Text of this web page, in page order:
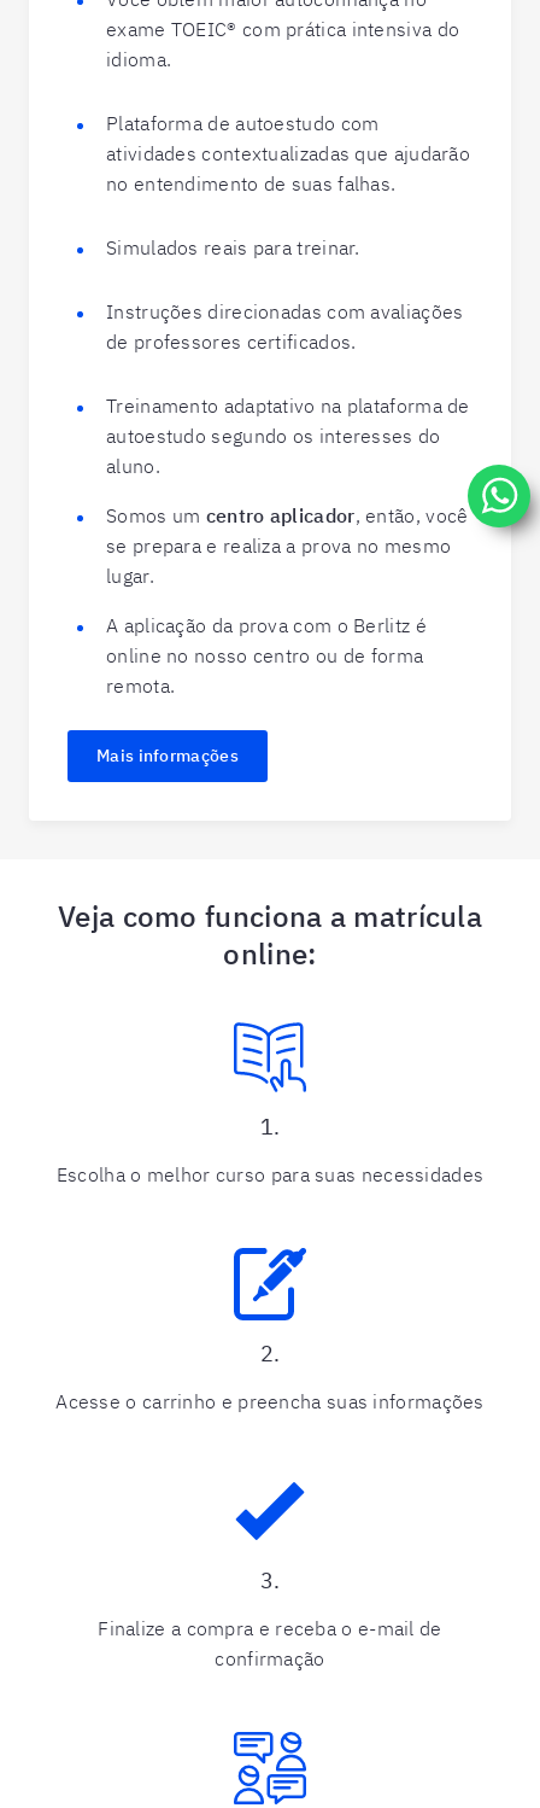
exame TOEIC® com prática intensiva do
idioma.
Plataforma de autoestudo com
atividades contextualizadas que ajudarão
no entendimento de suas falhas.
Simulados reais para treinar.
Instruções direcionadas com avaliações
de professores certificados.
Treinamento adaptativo na plataforma de
autoestudo segundo os interesses do
aluno.
Somos um centro aplicador, então, você
se prepara e realiza a prova no mesmo
lugar.
A aplicação da prova com o Berlitz é
online no nosso centro ou de forma
remota.
Mais informações
Veja como funciona a matrícula
online:
1.
Escolha o melhor curso para suas necessidades
2.
Acesse o carrinho e preencha suas informações
3.
Finalize a compra e receba o e-mail de
confirmação